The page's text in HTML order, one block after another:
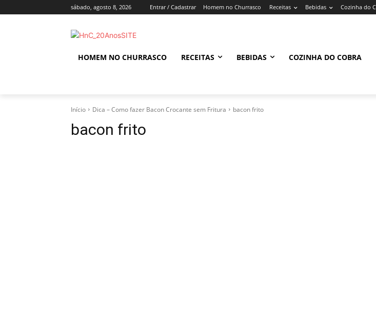
sábado, agosto 8, 2026 Entrar / Cadastrar Homem no Churrasco Receitas Bebidas Cozinha do
HOMEM NO CHURRASCO RECEITAS BEBIDAS COZINHA DO COBRA
Início Dica – Como fazer Bacon Crocante sem Fritura bacon frito
bacon frito